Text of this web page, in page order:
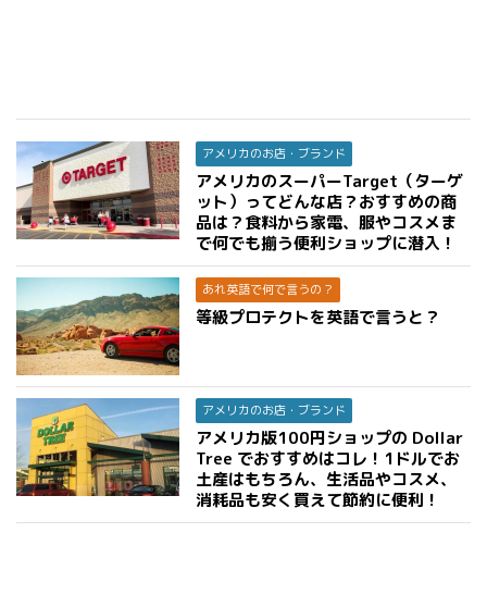
アメリカのお店・ブランド
アメリカのスーパーTarget（ターゲ
ット）ってどんな店？おすすめの商
品は？食料から家電、服やコスメま
で何でも揃う便利ショップに潜入！
あれ英語で何で言うの？
等級プロテクトを英語で言うと？
アメリカのお店・ブランド
アメリカ版100円ショップの Dollar
Tree でおすすめはコレ！1ドルでお
土産はもちろん、生活品やコスメ、
消耗品も安く買えて節約に便利！